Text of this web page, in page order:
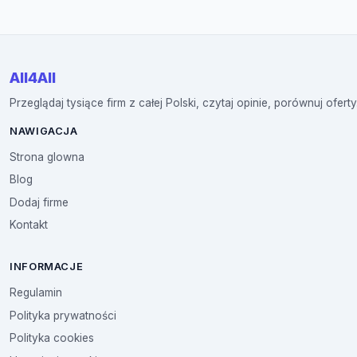
All4All
Przeglądaj tysiące firm z całej Polski, czytaj opinie, porównuj
NAWIGACJA
Strona glowna
Blog
Dodaj firme
Kontakt
INFORMACJE
Regulamin
Polityka prywatności
Polityka cookies